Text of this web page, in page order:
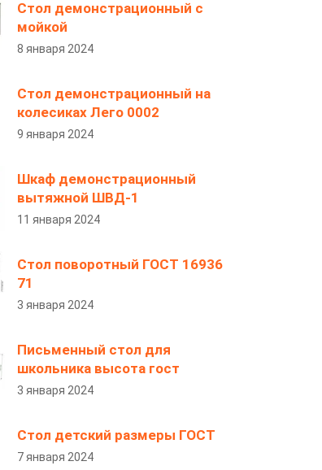
Стол демонстрационный с
мойкой
8 января 2024
Стол демонстрационный на
колесиках Лего 0002
9 января 2024
Шкаф демонстрационный
вытяжной ШВД-1
11 января 2024
Стол поворотный ГОСТ 16936
71
3 января 2024
Письменный стол для
школьника высота гост
3 января 2024
Стол детский размеры ГОСТ
7 января 2024